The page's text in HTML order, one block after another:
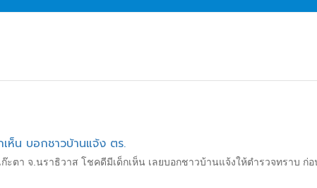
เห็น บอกชาวบ้านแจ้ง ตร.
ก๊ะตา จ.นราธิวาส โชคดีมีเด็กเห็น เลยบอกชาวบ้านแจ้งให้ตำรวจทราบ ก่